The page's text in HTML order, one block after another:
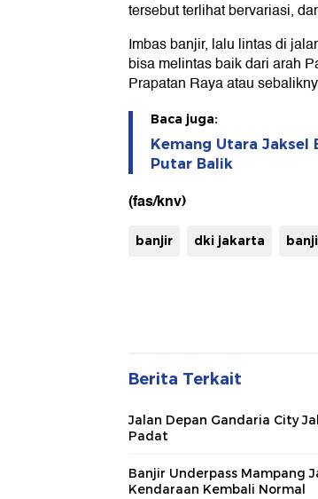
tersebut terlihat bervariasi,
Imbas banjir, lalu lintas di
bisa melintas baik dari arah
Prapatan Raya atau
Baca juga:
Kemang Utara Jaksel
Putar Balik
(fas/knv)
banjir dki jakarta
Berita Terkait
Jalan Depan Gandaria City
Padat
Banjir Underpass Mampang
Kendaraan Kembali Normal